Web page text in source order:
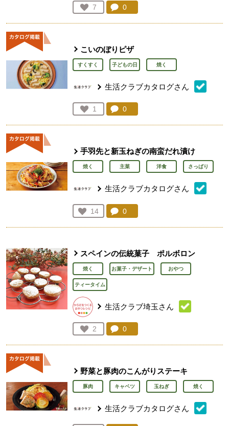
お気に入り登録：
7
人が登録
コメント：
0
こいのぼりピザ
すくすく 子どもの日 焼く
生活クラブカタログさん
お気に入り登録：
1
人が登録
コメント：
0
手羽先と新玉ねぎの南蛮だれ漬け
焼く 主菜 洋食 さっぱり
生活クラブカタログさん
お気に入り登録：
14
人が登録
コメント：
0
スペインの伝統菓子 ポルボロン
焼く お菓子・デザート おやつ
ティータイム
生活クラブ埼玉さん
お気に入り登録：
2
人が登録
コメント：
0
野菜と豚肉のこんがりステーキ
豚肉 キャベツ 玉ねぎ 焼く
生活クラブカタログさん